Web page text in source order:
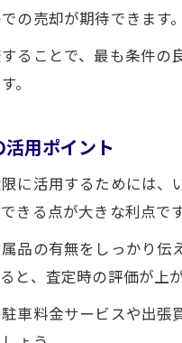
の売却が期待できます。
ることで、最も条件
。
用ポイント
に活用するためには
きる点が大きな利点です
品の有無をしっかり
と、査定時の評価が上
車料金サービスや出